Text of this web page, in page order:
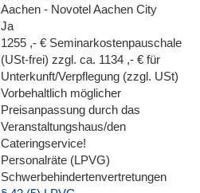
Aachen - Novotel Aachen City
Ja
1255 ,- € Seminarkostenpauschale
(USt-frei) zzgl. ca. 1134 ,- € für
Unterkunft/Verpflegung (zzgl. USt)
Vorbehaltlich möglicher
Preisanpassung durch das
Veranstaltungshaus/den
Cateringservice!
Personalräte (LPVG)
Schwerbehindertenvertretungen